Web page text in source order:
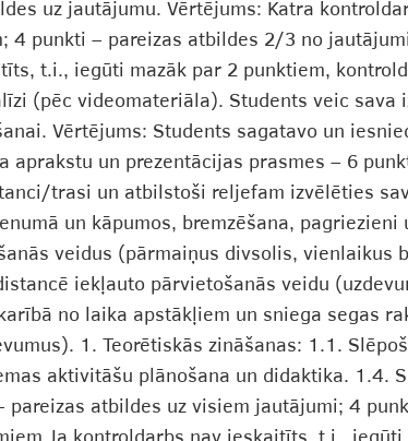
uz jautājumu. Vērtējums: Katra
4 punkti – pareizas atbildes 2/3 no
t.i., iegūti mazāk par 2 punktiem,
(pēc videomateriāla). Students veic
Vērtējums: Students sagatavo un
aprakstu un prezentācijas prasmes – 6
trasi un atbilstoši reljefam izvēlēties
un kāpumos, bremzēšana,
veidus (pārmaiņus divsolis, vienlaikus
iekļauto pārvietošanās veidu
no laika apstākļiem un sniega segas
1. Teorētiskās zināšanas: 1.1.
aktivitāšu plānošana un didaktika. 1.4.
pareizas atbildes uz visiem jautājumi; 4